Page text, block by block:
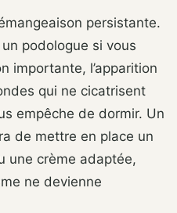
persistante.
podologue si vous
importante, l’apparition
qui ne cicatrisent
empêche de dormir. Un
de mettre en place un
une crème adaptée,
ne devienne